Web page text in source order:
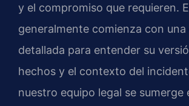
y el compromiso que requieren.
generalmente comienza con una
detallada para entender su
hechos y el contexto del
nuestro equipo legal se sumerge